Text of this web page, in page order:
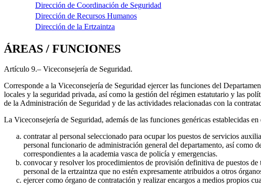
Dirección de Coordinación de Seguridad
Dirección de Recursos Humanos
Dirección de la Ertzaintza
ÁREAS / FUNCIONES
Artículo 9.– Viceconsejería de Seguridad.
Corresponde a la Viceconsejería de Seguridad ejercer las funciones del
locales y la seguridad privada, así como la gestión del régimen estatutario y las
de la Administración de Seguridad y de las actividades relacionadas con la
La Viceconsejería de Seguridad, además de las funciones genéricas establecidas
contratar al personal seleccionado para ocupar los puestos de servicios
personal funcionario de administración general del departamento, así como
correspondientes a la academia vasca de policía y emergencias.
convocar y resolver los procedimientos de provisión definitiva de puestos
personal de la ertzaintza que no estén expresamente atribuidos a otros
ejercer como órgano de contratación y realizar encargos a medios propios